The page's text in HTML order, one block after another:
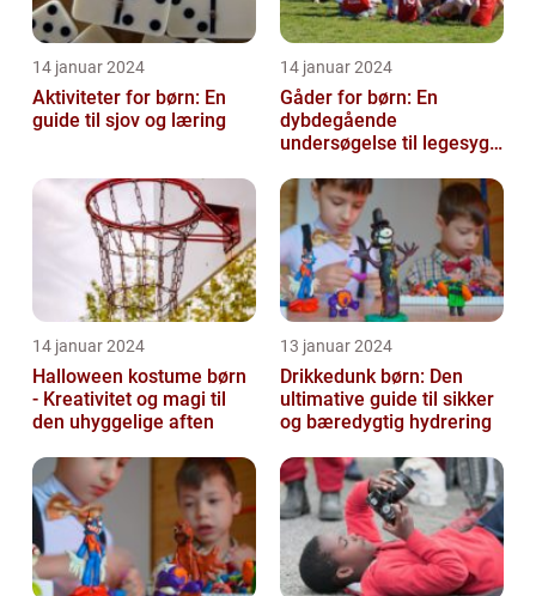
14 januar 2024
Aktiviteter for børn: En
guide til sjov og læring
14 januar 2024
Gåder for børn: En
dybdegående
undersøgelse til legesyge
14 januar 2024
Halloween kostume børn
- Kreativitet og magi til
den uhyggelige aften
13 januar 2024
Drikkedunk børn: Den
ultimative guide til sikker
og bæredygtig hydrering